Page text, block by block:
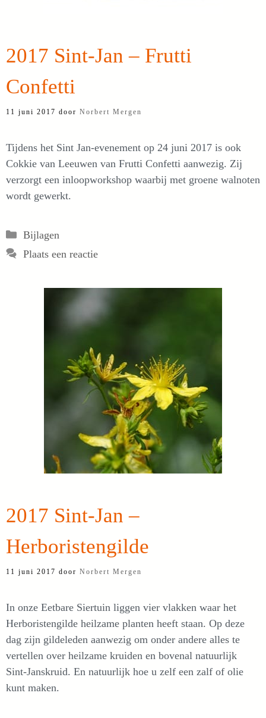
2017 Sint-Jan – Frutti
Confetti
11 juni 2017 door Norbert Mergen
Tijdens het Sint Jan-evenement op 24 juni 2017 is ook
Cokkie van Leeuwen van Frutti Confetti aanwezig. Zij
verzorgt een inloopworkshop waarbij met groene walnoten
wordt gewerkt.
Categorieën
Bijlagen
Plaats een reactie
2017 Sint-Jan –
Herboristengilde
11 juni 2017 door Norbert Mergen
In onze Eetbare Siertuin liggen vier vlakken waar het
Herboristengilde heilzame planten heeft staan. Op deze
dag zijn gildeleden aanwezig om onder andere alles te
vertellen over heilzame kruiden en bovenal natuurlijk
Sint-Janskruid. En natuurlijk hoe u zelf een zalf of olie
kunt maken.